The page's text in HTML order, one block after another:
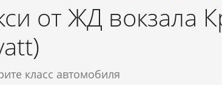
от ЖД вокзала
класс автомобиля